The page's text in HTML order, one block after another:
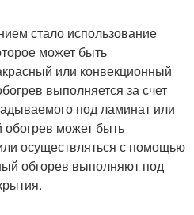
стало использование
может быть
или конвекционный
выполняется за счет
под ламинат или
может быть
осуществляться с помощью
обгорев выполняют под